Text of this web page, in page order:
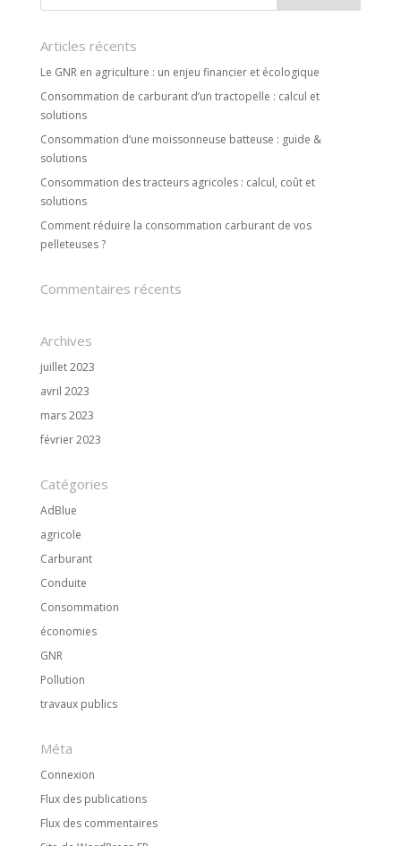
Articles récents
Le GNR en agriculture : un enjeu financier et écologique
Consommation de carburant d’un tractopelle : calcul et
solutions
Consommation d’une moissonneuse batteuse : guide &
solutions
Consommation des tracteurs agricoles : calcul, coût et
solutions
Comment réduire la consommation carburant de vos
pelleteuses ?
Commentaires récents
Archives
juillet 2023
avril 2023
mars 2023
février 2023
Catégories
AdBlue
agricole
Carburant
Conduite
Consommation
économies
GNR
Pollution
travaux publics
Méta
Connexion
Flux des publications
Flux des commentaires